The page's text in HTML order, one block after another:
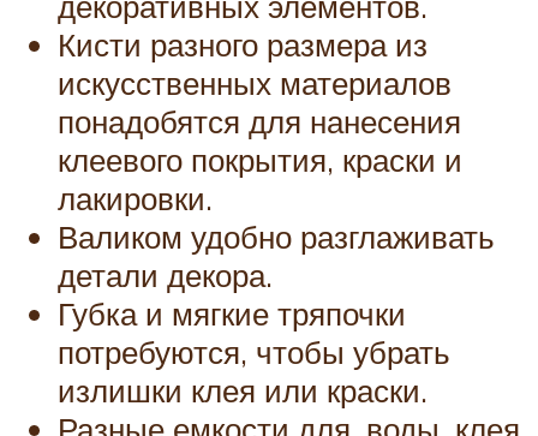
Кисти разного размера из
искусственных материалов
понадобятся для нанесения
клеевого покрытия, краски и
лакировки.
Валиком удобно разглаживать
детали декора.
Губка и мягкие тряпочки
потребуются, чтобы убрать
излишки клея или краски.
Разные емкости для, воды, клея,